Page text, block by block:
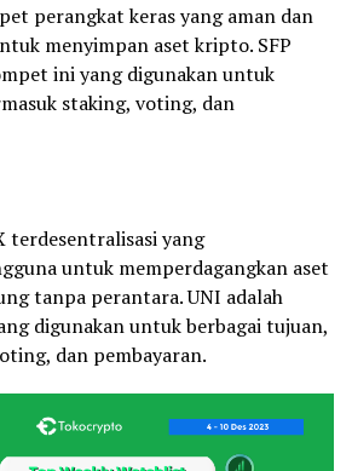
perangkat keras yang aman dan
menyimpan aset kripto. SFP
ini yang digunakan untuk
staking, voting, dan
terdesentralisasi yang
untuk memperdagangkan aset
tanpa perantara. UNI adalah
digunakan untuk berbagai tujuan,
dan pembayaran.